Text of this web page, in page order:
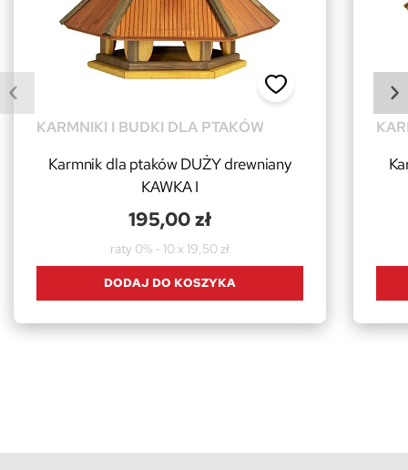
KARMNIKI I BUDKI DLA PTAKÓW
Karmnik dla ptaków DUŻY drewniany
KAWKA I
195,00 zł
raty 0% - 10 x 19,50 zł
DODAJ DO KOSZYKA